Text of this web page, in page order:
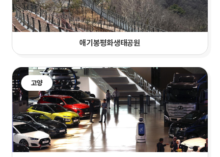
애기봉평화생태공원
고양